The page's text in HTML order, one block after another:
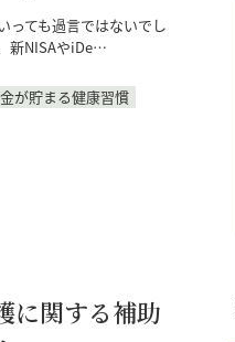
っても過言ではないでし
新NISAやiDe…
が貯まる健康習慣
に関する補助